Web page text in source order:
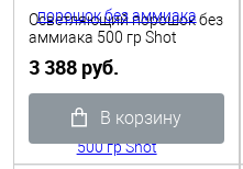
Осветляющий порошок без
аммиака 500 гр Shot
3 388 руб.
В корзину